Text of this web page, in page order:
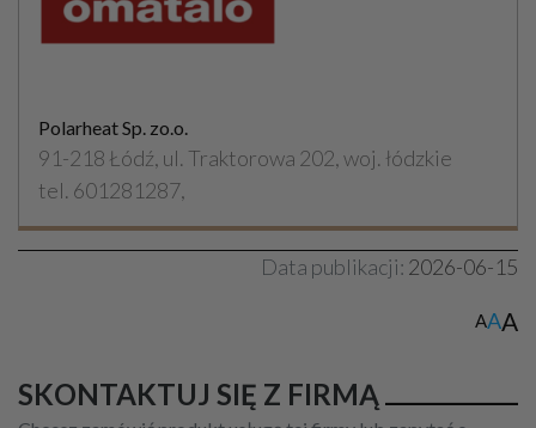
Polarheat Sp. zo.o.
91-218 Łódź, ul. Traktorowa 202, woj. łódzkie
tel. 601281287,
Data publikacji: 2026-06-15
AAA
SKONTAKTUJ SIĘ Z FIRMĄ